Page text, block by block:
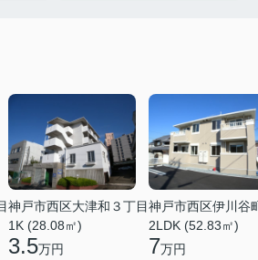
神戸市西区大津和３丁目
1K (28.08㎡)
3.5万円
神戸市西区伊川谷
2LDK (52.83㎡)
7万円